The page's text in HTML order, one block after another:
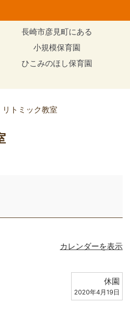
長崎市彦見町にある
小規模保育園
ひこみのほし保育園
リトミック教室
カレンダーを表示
休園
2020年4月19日